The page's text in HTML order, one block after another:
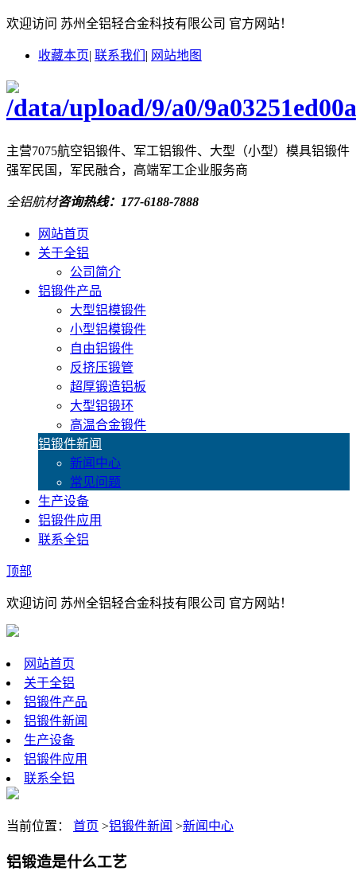
欢迎访问 苏州全铝轻合金科技有限公司 官方网站！
收藏本页| 联系我们 | 网站地图
主营7075航空铝锻件、军工铝锻件、大型（小型）模具铝锻件
强军民国，军民融合，高端军工企业服务商
全铝航材咨询热线： 177-6188-7888
网站首页
关于全铝
公司简介
铝锻件产品
大型铝模锻件
小型铝模锻件
自由铝锻件
反挤压锻管
超厚锻造铝板
大型铝锻环
高温合金锻件
铝锻件新闻
新闻中心
常见问题
生产设备
铝锻件应用
联系全铝
顶部
欢迎访问 苏州全铝轻合金科技有限公司 官方网站！
网站首页
关于全铝
铝锻件产品
铝锻件新闻
生产设备
铝锻件应用
联系全铝
当前位置： 首页 >铝锻件新闻 >新闻中心
铝锻造是什么工艺